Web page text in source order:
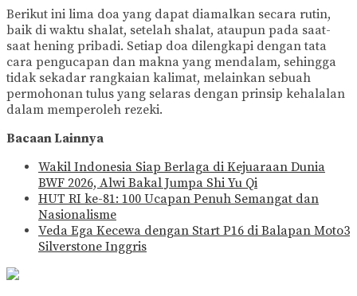
Berikut ini lima doa yang dapat diamalkan secara rutin,
baik di waktu shalat, setelah shalat, ataupun pada saat-
saat hening pribadi. Setiap doa dilengkapi dengan tata
cara pengucapan dan makna yang mendalam, sehingga
tidak sekadar rangkaian kalimat, melainkan sebuah
permohonan tulus yang selaras dengan prinsip kehalalan
dalam memperoleh rezeki.
Bacaan Lainnya
Wakil Indonesia Siap Berlaga di Kejuaraan Dunia
BWF 2026, Alwi Bakal Jumpa Shi Yu Qi
HUT RI ke-81: 100 Ucapan Penuh Semangat dan
Nasionalisme
Veda Ega Kecewa dengan Start P16 di Balapan Moto3
Silverstone Inggris